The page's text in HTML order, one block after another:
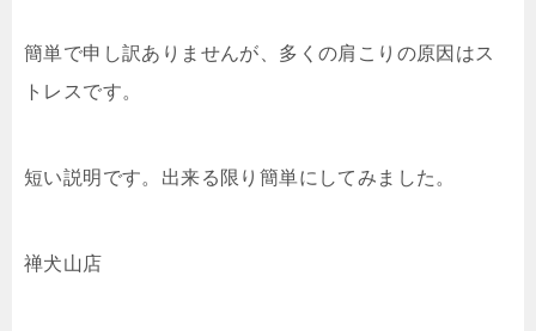
簡単で申し訳ありませんが、多くの肩こりの原因はス
トレスです。
短い説明です。出来る限り簡単にしてみました。
禅犬山店